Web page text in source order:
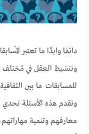
دائمًا وابدًا ما تعتبر
وتنشيط العقل في مُختلف
للمسابقات ما بين
وتقدم هذه الأسئلة
معارفهم وتنمية